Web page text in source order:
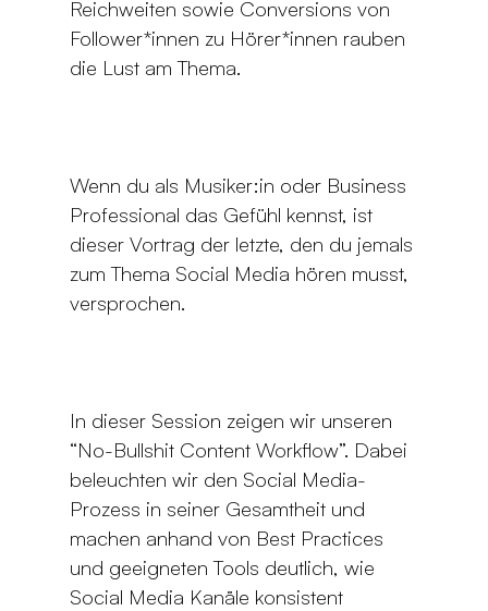
Reichweiten sowie Conversions von
Follower*innen zu Hörer*innen rauben
die Lust am Thema.
Wenn du als Musiker:in oder Business
Professional das Gefühl kennst, ist
dieser Vortrag der letzte, den du jemals
zum Thema Social Media hören musst,
versprochen.
In dieser Session zeigen wir unseren
“No-Bullshit Content Workflow”. Dabei
beleuchten wir den Social Media-
Prozess in seiner Gesamtheit und
machen anhand von Best Practices
und geeigneten Tools deutlich, wie
Social Media Kanäle konsistent